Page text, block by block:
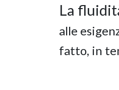
La
alle
fatto, in